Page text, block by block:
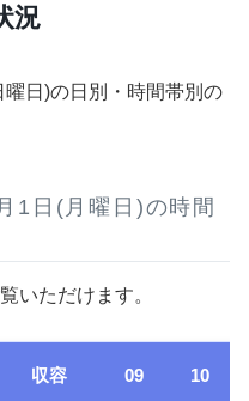
況
日)の日別・時間帯別の
1日(月曜日)の時間
いただけます。
収容 09 10